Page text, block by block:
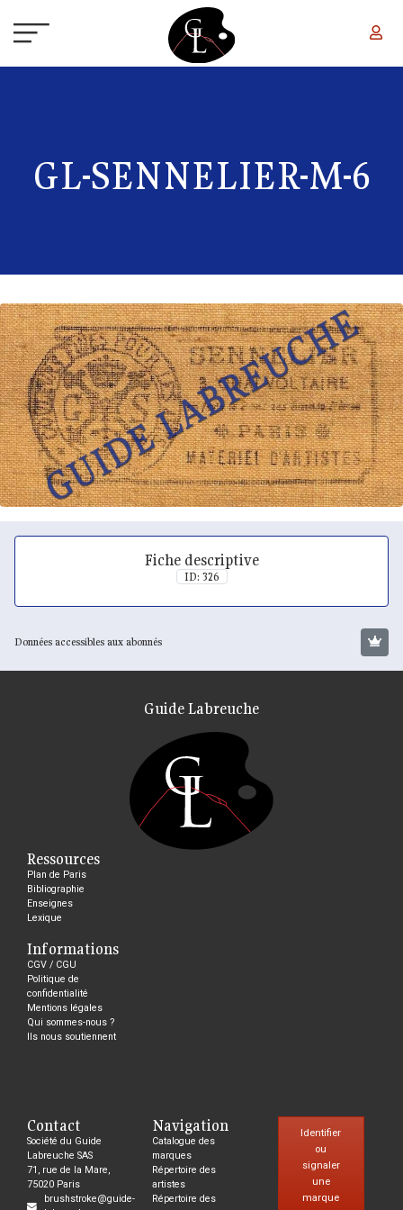
GL-SENNELIER-M-6
Fiche descriptive
ID: 326
Données accessibles aux abonnés
Guide Labreuche
Ressources
Plan de Paris
Bibliographie
Enseignes
Lexique
Informations
CGV / CGU
Politique de
confidentialité
Mentions légales
Qui sommes-nous ?
Ils nous soutiennent
Contact
Société du Guide
Labreuche SAS
71, rue de la Mare,
75020 Paris
brushstroke@guide-
Navigation
Catalogue des
marques
Répertoire des
artistes
Répertoire des
Identifier
ou
signaler
une
marque